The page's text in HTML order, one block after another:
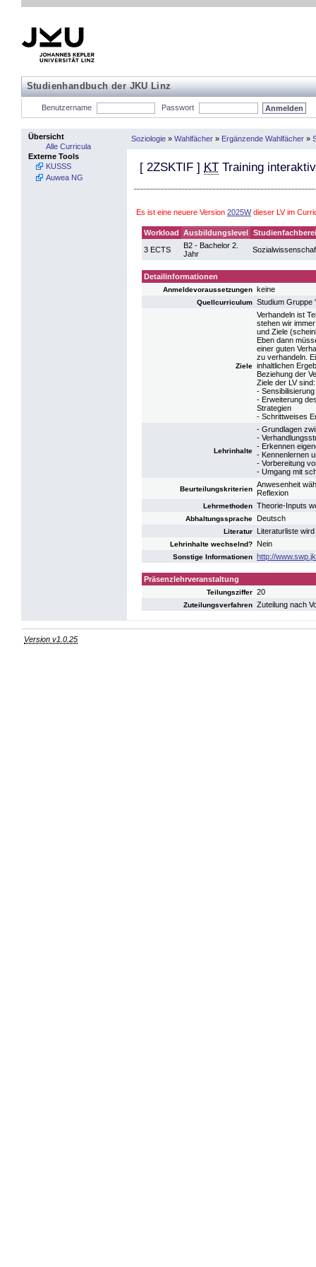
Studienhandbuch der JKU Linz
Benutzername Passwort
Übersicht
Alle Curricula
Externe Tools
KUSSS
Auwea NG
Soziologie » Wahlfächer » Ergänzende Wahlfächer »
[ 2ZSKTIF ] KT Training
Es ist eine neuere Version 2025Wdieser LV im
Workload Ausbildungslevel
3 ECTS
B2 - Bachelor 2.
Jahr
Detailinformationen
Anmeldevoraussetzungen keine
Quellcurriculum Studium Gruppe
Ziele
Verhandeln ist
stehen wir
und Ziele
Eben dann
einer guten
zu verhandeln.
inhaltlichen
Beziehung der
Ziele der LV sind:
-
- Erweiterung
Strategien
- Schrittweises
Lehrinhalte
- Grundlagen
-
- Erkennen
- Kennenlernen
- Vorbereitung
- Umgang mit
Beurteilungskriterien
Anwesenheit
Reflexion
Lehrmethoden Theorie-Inputs
Abhaltungssprache Deutsch
Literatur Literaturliste
Lehrinhalte wechselnd? Nein
Sonstige Informationen http://
Präsenzlehrveranstaltung
Teilungsziffer 20
Zuteilungsverfahren Zuteilung nach
Version v1.0.25